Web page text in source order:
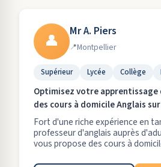
👤 Mr A. Piers
Montpellier
Supérieur Lycée Collège
Optimisez votre apprentissage
des cours à domicile Anglais
Fort d'une riche expérience en
professeur d'anglais auprès
vous propose des cours à